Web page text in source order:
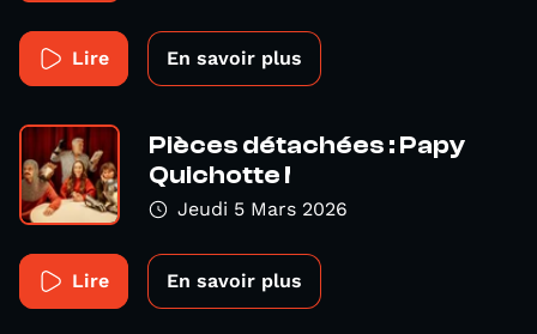
Lire En savoir plus
Pièces détachées : Papy
Quichotte !
Jeudi 5 Mars 2026
Lire En savoir plus